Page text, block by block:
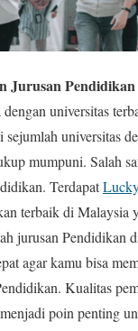
Jurusan
dengan universitas
universitas
mumpuni. Salah
Terdapat
terbaik di Malaysia
jurusan Pendidikan
agar kamu bisa
Kualitas
poin penting